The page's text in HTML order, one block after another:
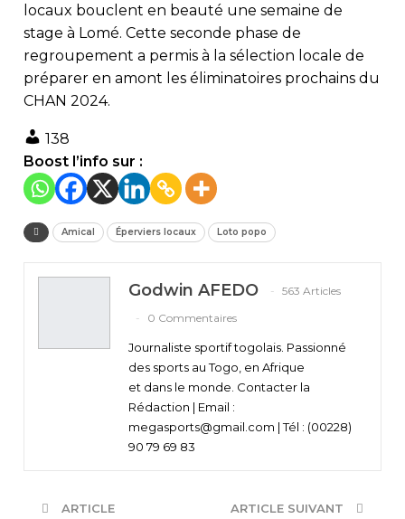
locaux bouclent en beauté une semaine de
stage à Lomé. Cette seconde phase de
regroupement a permis à la sélection locale de
préparer en amont les éliminatoires prochains du
CHAN 2024.
138
Boost l’info sur :
Amical Éperviers locaux Loto popo
Godwin AFEDO
563 Articles
0 Commentaires
Journaliste sportif togolais. Passionné
des sports au Togo, en Afrique
et dans le monde. Contacter la
Rédaction | Email :
megasports@gmail.com | Tél : (00228)
90 79 69 83
ARTICLE
ARTICLE SUIVANT